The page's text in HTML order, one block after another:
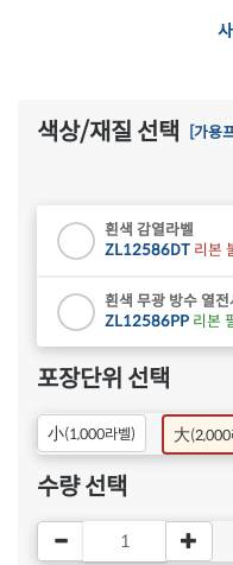
색상/재질 선택 [가용
흰색 감열라벨
ZL12586DT 리본
흰색 무광 방수 열
ZL12586PP 리본
포장단위 선택
小(1,000라벨) 大(2,000
수량 선택